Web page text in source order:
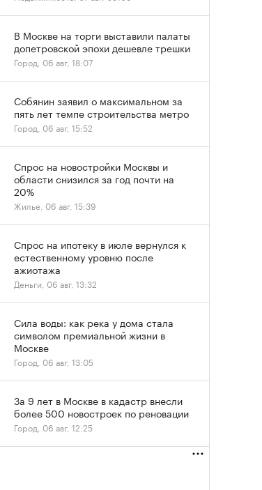
В Москве на торги выставили палаты
допетровской эпохи дешевле трешки
Город, 06 авг, 18:07
Собянин заявил о максимальном за
пять лет темпе строительства метро
Город, 06 авг, 15:52
Спрос на новостройки Москвы и
области снизился за год почти на
20%
Жилье, 06 авг, 15:39
Спрос на ипотеку в июле вернулся к
естественному уровню после
ажиотажа
Деньги, 06 авг, 13:32
Сила воды: как река у дома стала
символом премиальной жизни в
Москве
Город, 06 авг, 13:05
За 9 лет в Москве в кадастр внесли
более 500 новостроек по реновации
Город, 06 авг, 12:25